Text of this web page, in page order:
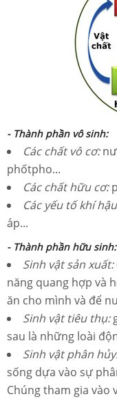
- Thành phần vô sinh:
Các chất vô cơ:
phốtpho...
Các chất hữu cơ:
Các yếu tố khí
áp...
- Thành phần hữu sinh:
Sinh vật sản xuất:
năng quang hợp và
ăn cho mình và để
Sinh vật tiêu thụ:
sau là những loài
Sinh vật phân
sống dựa vào sự
Chúng tham gia vào